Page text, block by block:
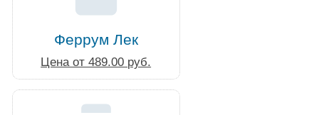
Феррум Лек
Цена от 489.00 руб.